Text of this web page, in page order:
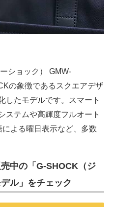
ショック） GMW-
の象徴であるスクエアデザ
したモデルです。スマート
ステムや高輝度フルオート
よる曜日表示など、多数
中の「G-SHOCK（ジ
ル」をチェック